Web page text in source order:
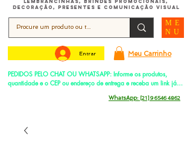
Lembrancinhas, Brindes promocionais,
Decoração, Presentes e Comunicação Visual
PEDIDOS PELO CHAT OU WHATSAPP: Informe os produtos,
quantidade e o CEP ou endereço de entrega e receba um link já
ME
NU
Meu Carrinho
WhatsApp: [21] 9 6546 4862
Entrar